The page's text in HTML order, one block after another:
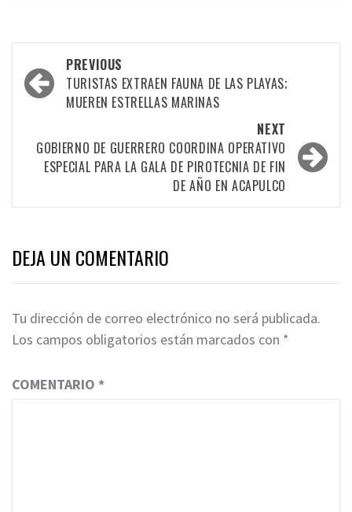
Post
navigation
PREVIOUS
TURISTAS EXTRAEN FAUNA DE LAS PLAYAS;
MUEREN ESTRELLAS MARINAS
NEXT
GOBIERNO DE GUERRERO COORDINA OPERATIVO
ESPECIAL PARA LA GALA DE PIROTECNIA DE FIN
DE AÑO EN ACAPULCO
DEJA UN COMENTARIO
Tu dirección de correo electrónico no será publicada.
Los campos obligatorios están marcados con *
COMENTARIO *